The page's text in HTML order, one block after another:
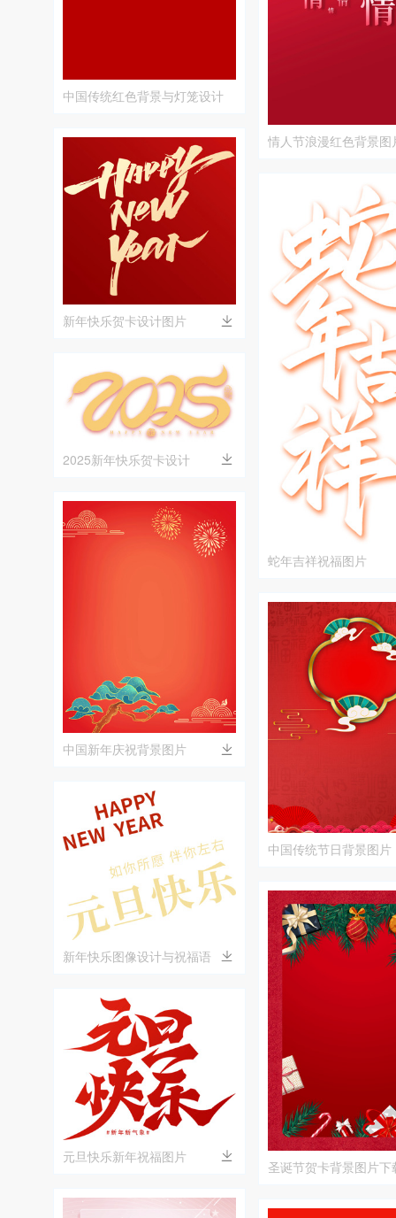
中国传统红色背景与灯笼设计
新年快乐贺卡设计图片
2025新年快乐贺卡设计
中国新年庆祝背景图片
新年快乐图像设计与祝福语
元旦快乐新年祝福图片
情人节浪漫红色背景图
蛇年吉祥祝福图片
中国传统节日背景图片
圣诞节贺卡背景图片下